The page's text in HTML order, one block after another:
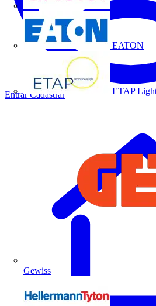
EATON
ETAP
Gewiss
Entrar Cadastrar